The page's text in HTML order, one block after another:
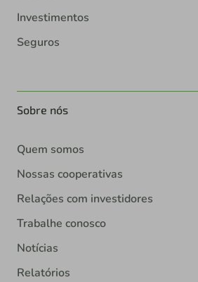
Investimentos
Seguros
Sobre nós
Quem somos
Nossas cooperativas
Relações com investidores
Trabalhe conosco
Notícias
Relatórios